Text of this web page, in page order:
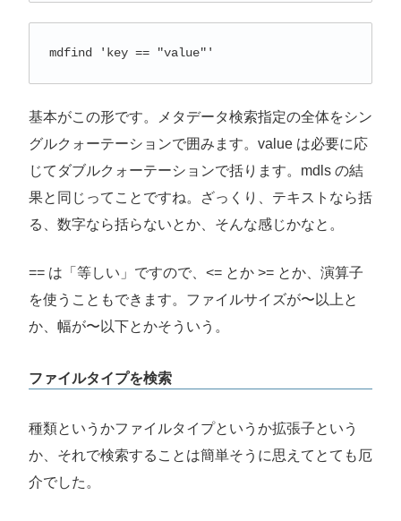
mdfind 'key == "value"'
基本がこの形です。メタデータ検索指定の全体をシン
グルクォーテーションで囲みます。value は必要に応
じてダブルクォーテーションで括ります。mdls の結
果と同じってことですね。ざっくり、テキストなら括
る、数字なら括らないとか、そんな感じかなと。
== は「等しい」ですので、<= とか >= とか、演算子
を使うこともできます。ファイルサイズが〜以上と
か、幅が〜以下とかそういう。
ファイルタイプを検索
種類というかファイルタイプというか拡張子という
か、それで検索することは簡単そうに思えてとても厄
介でした。